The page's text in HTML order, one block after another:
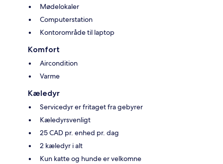
Mødelokaler
Computerstation
Kontorområde til laptop
Komfort
Aircondition
Varme
Kæledyr
Servicedyr er fritaget fra gebyrer
Kæledyrsvenligt
25 CAD pr. enhed pr. dag
2 kæledyr i alt
Kun katte og hunde er velkomne